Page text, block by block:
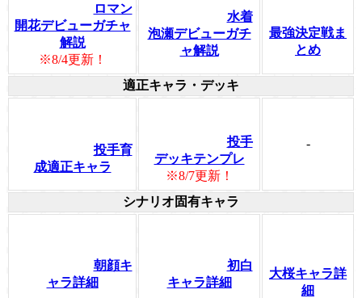
ロマン
開花デビューガチャ
解説
※8/4更新！
水着
泡瀬デビューガチ
ャ解説
最強決定戦ま
とめ
適正キャラ・デッキ
投手育
成適正キャラ
投手
デッキテンプレ
※8/7更新！
-
シナリオ固有キャラ
朝顔キ
ャラ詳細
初白
キャラ詳細
大桜キャラ詳
細